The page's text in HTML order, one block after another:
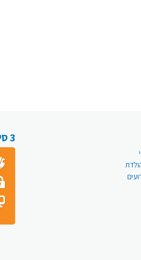
3 סיבות למה לעבור לפעמית אונליין: